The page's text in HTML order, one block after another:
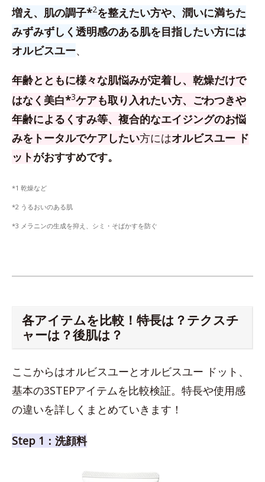
増え、肌の調子*2を整えたい方や、潤いに満ちた
みずみずしく透明感のある肌を目指したい方には
オルビスユー、
年齢とともに様々な肌悩みが定着し、乾燥だけで
はなく美白*3ケアも取り入れたい方、 ごわつきや
年齢によるくすみ等、複合的なエイジングのお悩
みをトータルでケアしたい方にはオルビスユー ド
ットがおすすめです。
*1 乾燥など
*2 うるおいのある肌
*3 メラニンの生成を抑え、シミ・そばかすを防ぐ
各アイテムを比較！特長は？テクスチ
ャーは？後肌は？
ここからはオルビスユーとオルビスユー ドット、
基本の3STEPアイテムを比較検証。特長や使用感
の違いを詳しくまとめていきます！
Step 1：洗顔料